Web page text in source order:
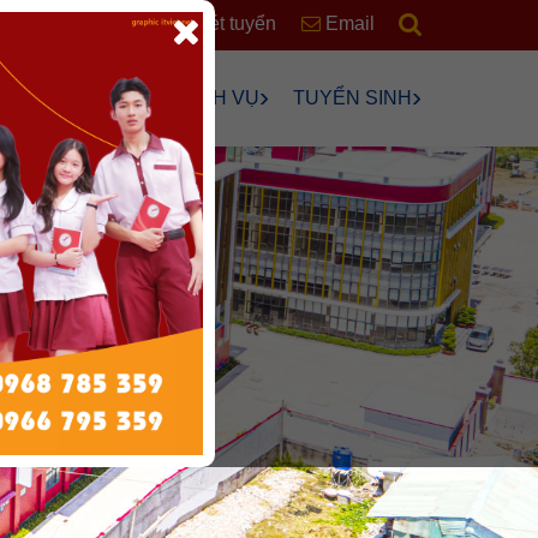
RSS Xét tuyển Email
›
›
›
›
›
›
Chơi
HỌC SINH› DỊCH VỤ› TUYỂN SINH ›